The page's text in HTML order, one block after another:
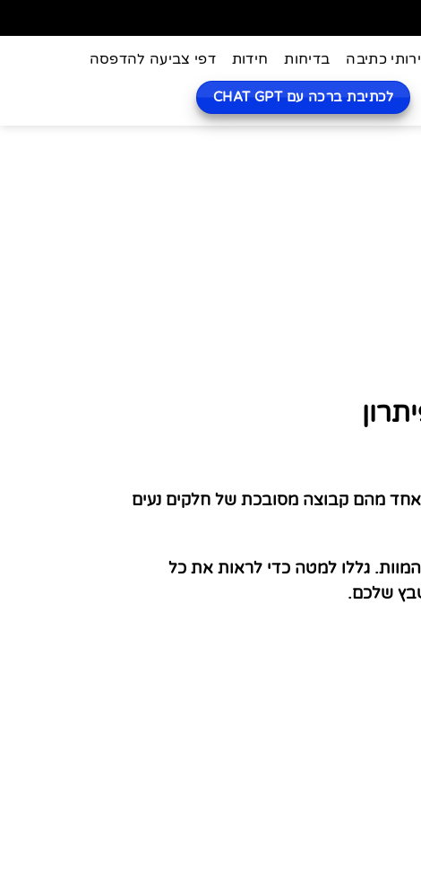
כתיבה בדיחות חידות דפי צביעה להדפסה
לכתיבת ברכה עם CHAT GPT
אחד מהם קבוצה מסובכת של חלקים נעים
גללו למטה כדי לראות את כל
שלכם.